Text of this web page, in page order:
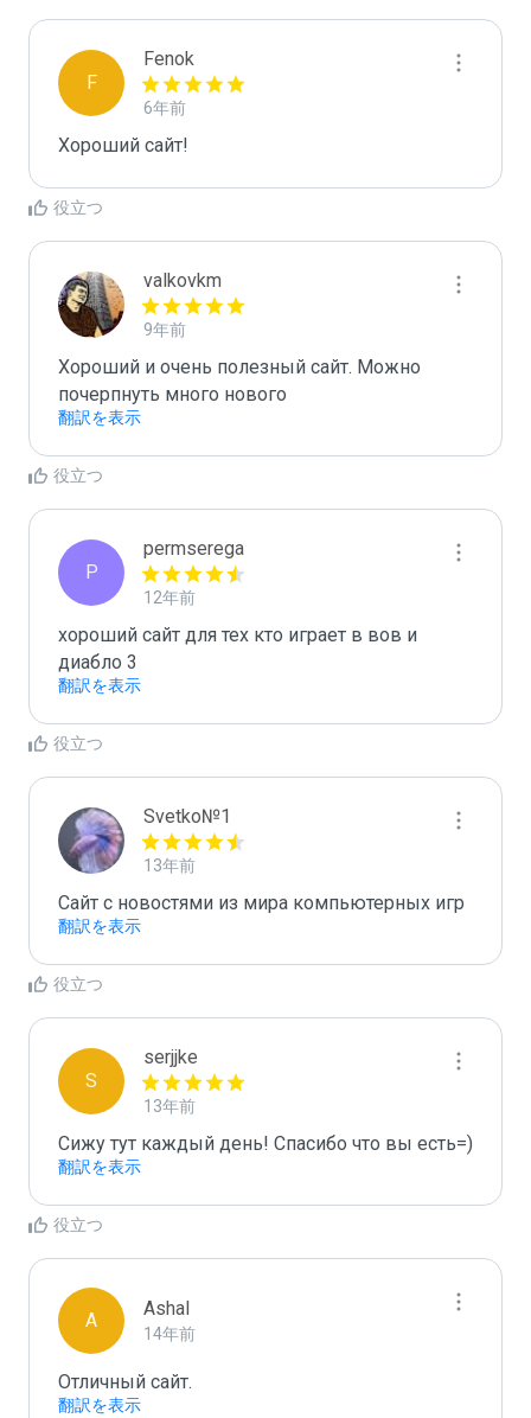
F
Fenok
6年前
Хороший сайт!
役立つ
valkovkm
9年前
Хороший и очень полезный сайт. Можно
почерпнуть много нового
翻訳を表示
役立つ
P
permserega
12年前
хороший сайт для тех кто играет в вов и
диабло 3
翻訳を表示
役立つ
Svetko№1
13年前
Сайт с новостями из мира компьютерных игр
翻訳を表示
役立つ
S
serjjke
13年前
Сижу тут каждый день! Спасибо что вы есть=)
翻訳を表示
役立つ
A
Ashal
14年前
Отличный сайт.
翻訳を表示